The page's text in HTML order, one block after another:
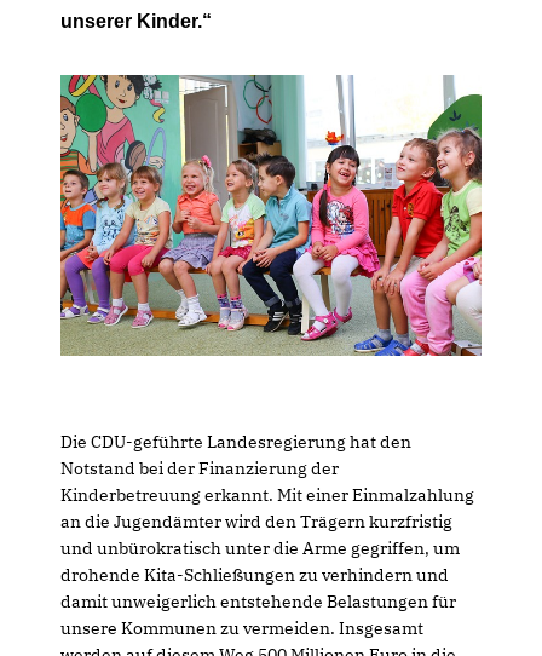
unserer Kinder.“
Die CDU-geführte Landesregierung hat den
Notstand bei der Finanzierung der
Kinderbetreuung erkannt. Mit einer Einmalzahlung
an die Jugendämter wird den Trägern kurzfristig
und unbürokratisch unter die Arme gegriffen, um
drohende Kita-Schließungen zu verhindern und
damit unweigerlich entstehende Belastungen für
unsere Kommunen zu vermeiden. Insgesamt